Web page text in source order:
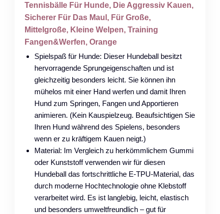
Tennisbälle Für Hunde, Die Aggressiv Kauen,
Sicherer Für Das Maul, Für Große,
Mittelgroße, Kleine Welpen, Training
Fangen&Werfen, Orange
Spielspaß für Hunde: Dieser Hundeball besitzt
hervorragende Sprungeigenschaften und ist
gleichzeitig besonders leicht. Sie können ihn
mühelos mit einer Hand werfen und damit Ihren
Hund zum Springen, Fangen und Apportieren
animieren. (Kein Kauspielzeug. Beaufsichtigen Sie
Ihren Hund während des Spielens, besonders
wenn er zu kräftigem Kauen neigt.)
Material: Im Vergleich zu herkömmlichem Gummi
oder Kunststoff verwenden wir für diesen
Hundeball das fortschrittliche E-TPU-Material, das
durch moderne Hochtechnologie ohne Klebstoff
verarbeitet wird. Es ist langlebig, leicht, elastisch
und besonders umweltfreundlich – gut für